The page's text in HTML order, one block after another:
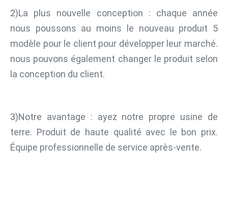
2)La plus nouvelle conception : chaque année
nous poussons au moins le nouveau produit 5
modèle pour le client pour développer leur marché.
nous pouvons également changer le produit selon
la conception du client.
3)Notre avantage : ayez notre propre usine de
terre. Produit de haute qualité avec le bon prix.
Équipe professionnelle de service après-vente.